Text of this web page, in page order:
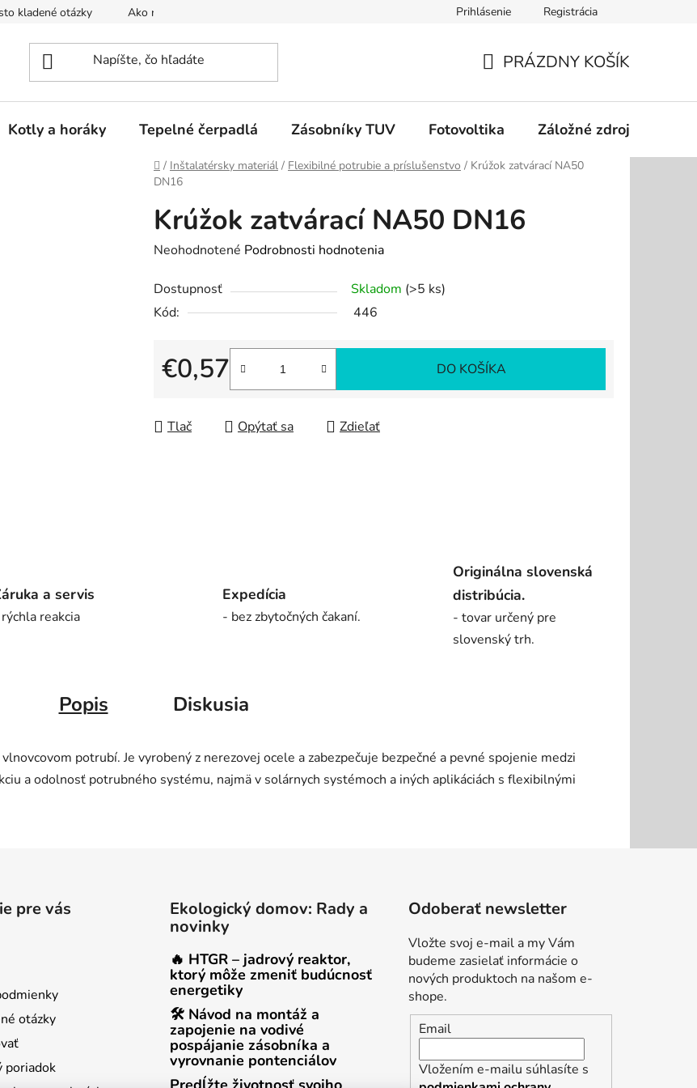
kladené otázky Ako nakupovať Podmienky ochrany osobných údajov
Prihlásenie Registrácia
KOŠÍK
PRÁZDNY KOŠÍK
Kotly a horáky Tepelné čerpadlá Zásobníky TUV Fotovoltika Záložné zdroje
Domov
/ Inštalatérsky materiál / Flexibilné potrubie a príslušenstvo / Krúžok zatvárací NA50
DN16
Krúžok zatvárací NA50 DN16
Priemerné
produktu
je
Neohodnotené Podrobnosti hodnotenia
Dostupnosť Skladom (>5 ks)
Kód:
446
€0,57
Jednotková cena:
DO KOŠÍKA
Tlač Opýtať sa Zdieľať
a servis
reakcia
Expedícia
- bez zbytočných čakaní.
Originálna slovenská
distribúcia.
- tovar určený pre
slovenský trh.
Popis Diskusia
potrubí. Je vyrobený z nerezovej ocele a zabezpečuje bezpečné a pevné spojenie medzi
a odolnosť potrubného systému, najmä v solárnych systémoch a iných aplikáciách s flexibilnými
pre vás
otázky
poriadok
Ekologický domov: Rady a
novinky
🔥 HTGR – jadrový reaktor,
ktorý môže zmeniť budúcnosť
energetiky
🛠 Návod na montáž a
zapojenie na vodivé
pospájanie zásobníka a
vyrovnanie pontenciálov
Odoberať newsletter
Vložte svoj e-mail a my Vám
budeme zasielať informácie o
nových produktoch na našom e-
shope.
Email
Vložením e-mailu súhlasíte s